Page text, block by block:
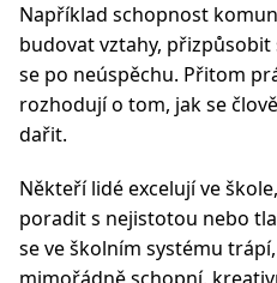
Například schopnost
budovat vztahy,
se po neúspěchu. Přitom
rozhodují o tom, jak se
dařit.
Někteří lidé excelují ve
poradit s nejistotou nebo
se ve školním systému